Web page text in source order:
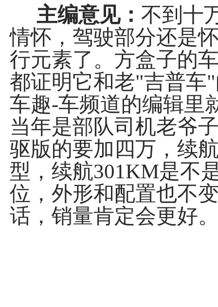
主编意见： 不到十
情怀，驾驶部分还是
行元素了。方盒子的
都证明它和老"吉普车
车趣-车频道的编辑里
当年是部队司机老爷
驱版的要加四万，续
型，续航301KM是不
位，外形和配置也不
话，销量肯定会更好